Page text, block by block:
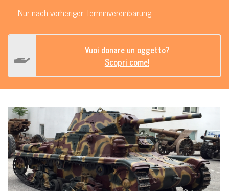
Nur nach vorheriger Terminvereinbarung
Vuoi donare un oggetto?
Scopri come!